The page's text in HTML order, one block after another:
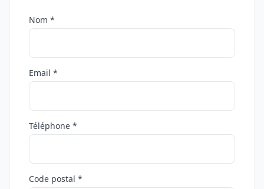
Nom *
Email *
Téléphone *
Code postal *